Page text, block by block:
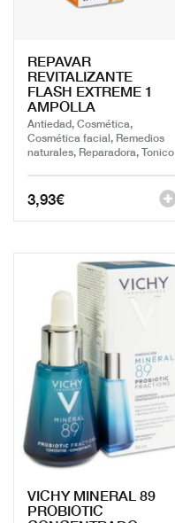
REPAVAR
REVITALIZANTE
FLASH EXTREME 1
AMPOLLA
Antiedad, Cosmética,
Cosmética facial, Remedios
naturales, Reparadora, Tonico
3,93€
VICHY MINERAL 89
PROBIOTIC